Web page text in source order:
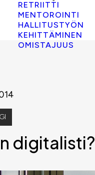
RETRIITTI
MENTOROINTI
HALLITUSTYÖN
KEHITTÄMINEN
OMISTAJUUS
digitalisti?